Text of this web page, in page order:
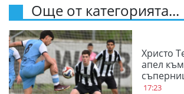
Още от категорията...
Христо
апел към
17:23